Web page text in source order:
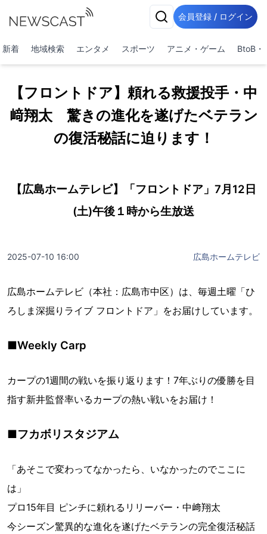
会員登録 / ログイン
新着 地域検索 エンタメ スポーツ アニメ・ゲーム BtoB・
【フロントドア】頼れる救援投手・中
﨑翔太 驚きの進化を遂げたベテラン
の復活秘話に迫ります！
【広島ホームテレビ】「フロントドア」7月12日
(土)午後１時から生放送
2025-07-10 16:00 広島ホームテレビ
広島ホームテレビ（本社：広島市中区）は、毎週土曜「ひ
ろしま深掘りライブ フロントドア」をお届けしています。
■Weekly Carp
カープの1週間の戦いを振り返ります！7年ぶりの優勝を目
指す新井監督率いるカープの熱い戦いをお届け！
■フカボリスタジアム
「あそこで変わってなかったら、いなかったのでここに
は」
プロ15年目 ピンチに頼れるリリーバー・中﨑翔太
今シーズン驚異的な進化を遂げたベテランの完全復活秘話